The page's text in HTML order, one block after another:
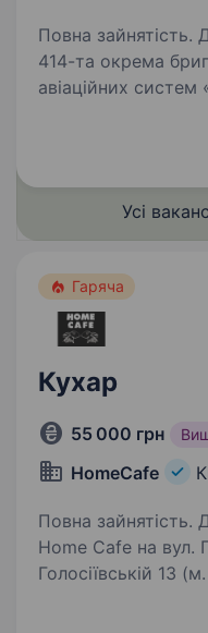
Повна зайнятість.
414-та окрема
авіаційних
та
Усі
Гаряча
Кухар
55 000 грн
HomeCafe
Повна зайнятість.
Home Cafe на вул.
Голосіївській 13